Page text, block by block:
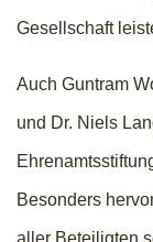
Gesellschaft
Auch Guntram
und Dr. Niels
Besonders
aller Beteiligten